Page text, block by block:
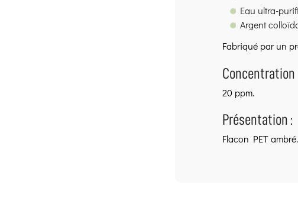
Eau ultra-
Argent
Fabriqué par un
Concentration
20 ppm.
Présentation :
Flacon PET ambré.